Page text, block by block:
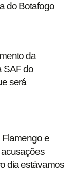
do Botafogo
da
SAF do
será
Flamengo e
acusações
dia estávamos